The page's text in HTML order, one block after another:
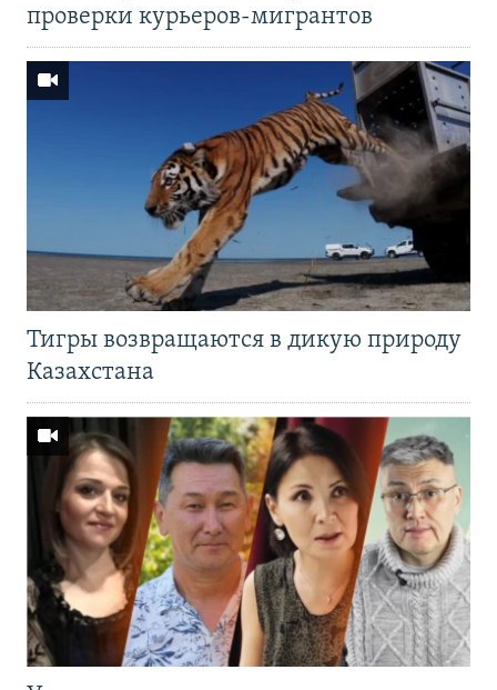
проверки курьеров-мигрантов
Тигры возвращаются в дикую природу
Казахстана